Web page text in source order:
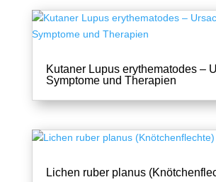
Kutaner Lupus erythematodes –
Symptome und Therapien
Lichen ruber planus